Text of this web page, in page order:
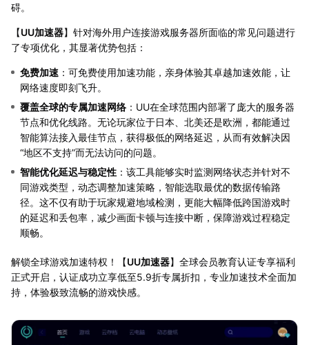
碍。
【UU加速器】针对海外用户连接游戏服务器所面临的常见问题进行
了专项优化，其显著优势包括：
免费加速 ：可免费使用加速功能，亲身体验其卓越加速效能，让
网络速度即刻飞升。
覆盖全球的专属加速网络 ：UU在全球范围内部署了庞大的服务器
节点和优化线路。无论玩家位于日本、北美还是欧洲，都能通过
智能算法接入最佳节点，获得极低的网络延迟，从而有效解决因
“地区不支持”而无法访问的问题。
智能优化延迟与稳定性 ：该工具能够实时监测网络状态并针对不
同游戏类型，动态调整加速策略，智能选取最优的数据传输路
径。这不仅有助于玩家规避地域检测，更能大幅降低跨国游戏时
的延迟和丢包率，减少画面卡顿与连接中断，保障游戏过程稳定
顺畅。
解锁全球游戏加速特权！【UU加速器】全球会员教育认证专享福利
正式开启，认证成功立享低至5.9折专属折扣，专业加速技术全面加
持，体验极致流畅的游戏快感。